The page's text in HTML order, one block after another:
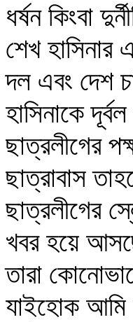
ধর্ষন কিংবা
শেখ হাসিনার
দল এবং দেশ
হাসিনাকে
ছাত্রলীগের
ছাত্রাবাস
ছাত্রলীগের
খবর হয়ে
তারা
যাইহোক আমি